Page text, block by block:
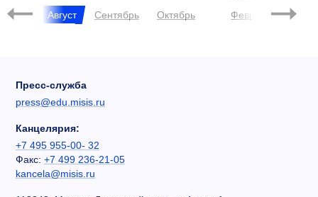
Июнь Август Сентябрь Октябрь
Февраль
Май
Пресс-служба
press@edu.misis.ru
Канцелярия:
+7 495 955-00- 32
Факс: +7 499 236-21-05
kancela@misis.ru